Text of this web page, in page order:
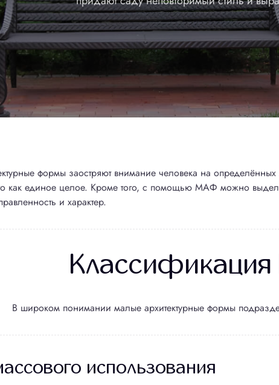
формы заостряют внимание человека на
как единое целое. Кроме того, с помощью МАФ можно
и характер.
В широком понимании малые архитектурные формы
использования
Соглашаюсь на обработкуперсональных данных
Отправить
Соглашаюсь на обработкуперсональных данных
Отправить
Соглашаюсь на обработкуперсональных данных
Отправить заявку
Соглашаюсь на обработкуперсональных данных
Отправить заявку